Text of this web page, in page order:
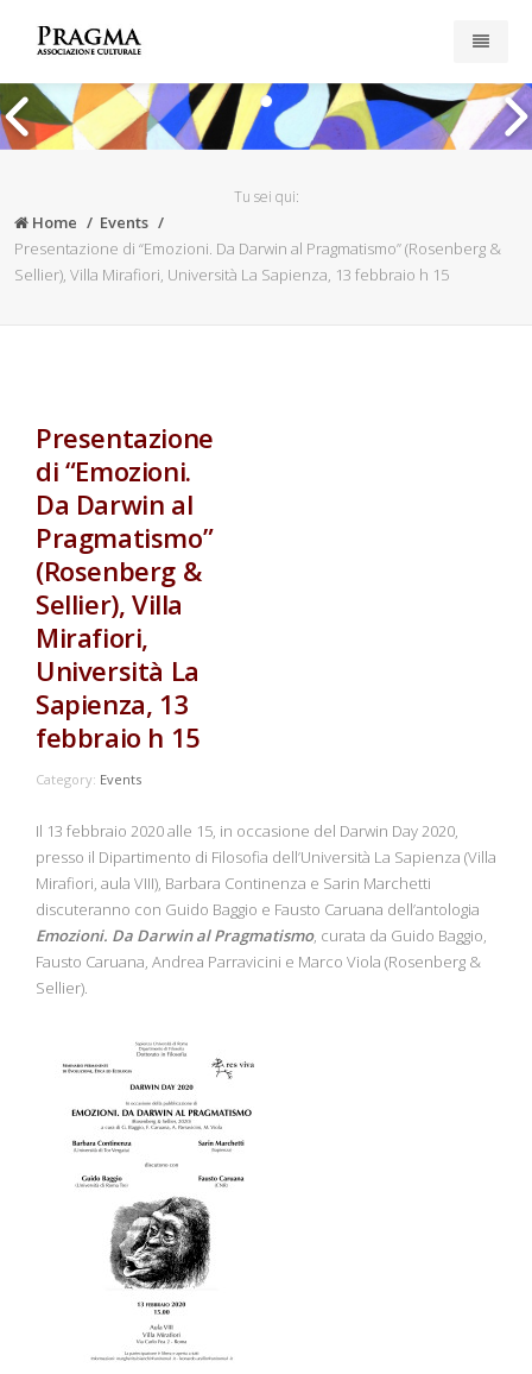
Home
Iscriviti
Privacy & Cookies
Tu sei qui:
Home
Events
Presentazione di “Emozioni. Da Darwin al Pragmatismo” (Rosenberg &
Sellier), Villa Mirafiori, Università La Sapienza, 13 febbraio h 15
Presentazione
di “Emozioni.
Da Darwin al
Pragmatismo”
(Rosenberg &
Sellier), Villa
Mirafiori,
Università La
Sapienza, 13
febbraio h 15
Category: Events
Il 13 febbraio 2020 alle 15, in occasione del Darwin Day 2020,
presso il Dipartimento di Filosofia dell’Università La Sapienza (Villa
Mirafiori, aula VIII), Barbara Continenza e Sarin Marchetti
discuteranno con Guido Baggio e Fausto Caruana dell’antologia
Emozioni. Da Darwin al Pragmatismo, curata da Guido Baggio,
Fausto Caruana, Andrea Parravicini e Marco Viola (Rosenberg &
Sellier).